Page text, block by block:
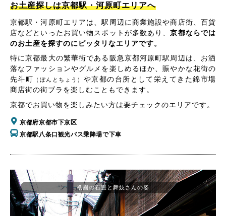
お土産探しは京都駅・河原町エリアへ
京都駅・河原町エリアは、駅周辺に商業施設や商店街、百貨
店などといったお買い物スポットが多数あり、京都ならでは
のお土産を探すのにピッタリなエリアです。
特に京都最大の繁華街である阪急京都河原町駅周辺は、お洒
落なファッションやグルメを楽しめるほか、賑やかな花街の
先斗町
（ぽんとちょう） や京都の台所として栄えてきた錦市場
商店街の街ブラを楽しむこともできます。
京都でお買い物を楽しみたい方は要チェックのエリアです。
京都府京都市下京区
京都駅八条口観光バス乗降場で下車
祇園の石畳と舞妓さんの姿